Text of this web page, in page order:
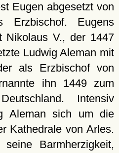
Eugen abgesetzt von
Erzbischof. Eugens
Nikolaus V., der 1447
Ludwig Aleman mit
als Erzbischof von
ihn 1449 zum
Intensiv
Aleman sich um die
Kathedrale von Arles.
Barmherzigkeit,